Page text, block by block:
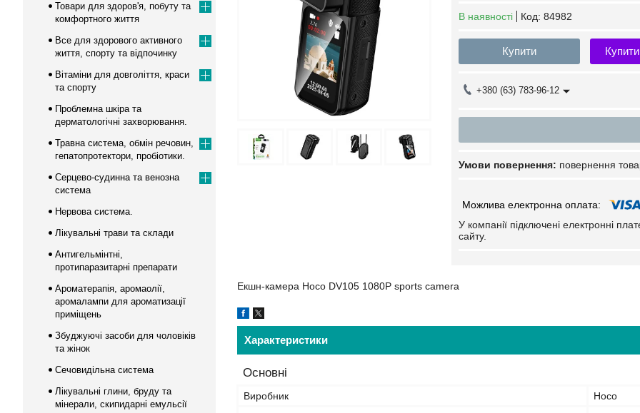
В наявності Код: 84982
Купити
+380 (63) 783-96-12
повернення
У компанії підключені електронні
сайту.
Екшн-камера Hoco DV105 1080P sports camera
Характеристики
Основні
Виробник
Hoco
Товари для здоров'я, побуту та
комфортного життя
Все для здорового активного
життя, спорту та відпочинку
Вітаміни для довголіття, краси
та спорту
Проблемна шкіра та
дерматологічні захворювання.
Травна система, обмін речовин,
гепатопротектори, пробіотики.
Серцево-судинна та венозна
система
Нервова система.
Лікувальні трави та склади
Антигельмінтні,
протипаразитарні препарати
Ароматерапія, аромаолії,
аромалампи для ароматизації
приміщень
Збуджуючі засоби для чоловіків
та жінок
Сечовидільна система
Лікувальні глини, бруду та
мінерали, скипидарні емульсії